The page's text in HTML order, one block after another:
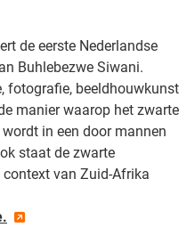
de eerste Nederlandse
Buhlebezwe Siwani.
fotografie, beeldhouwkunst
manier waarop het zwarte
in een door mannen
staat de zwarte
van Zuid-Afrika